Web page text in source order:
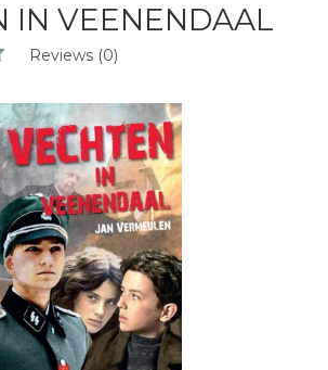
IN VEENENDAAL
Reviews (0)
review!